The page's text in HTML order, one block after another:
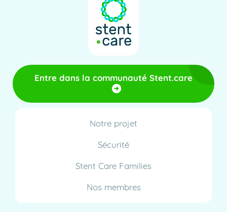
Entre dans la communauté Stent.care
Notre projet
Sécurité
Stent Care Families
Nos membres